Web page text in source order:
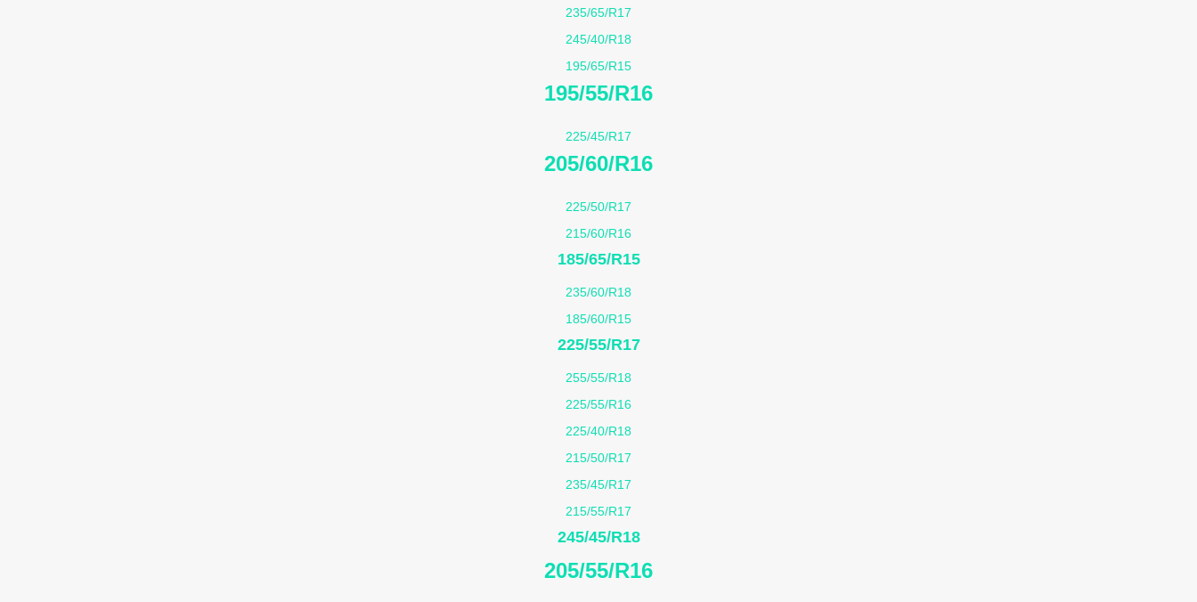
235/65/R17
245/40/R18
195/65/R15
195/55/R16
225/45/R17
205/60/R16
225/50/R17
215/60/R16
185/65/R15
235/60/R18
185/60/R15
225/55/R17
255/55/R18
225/55/R16
225/40/R18
215/50/R17
235/45/R17
215/55/R17
245/45/R18
205/55/R16